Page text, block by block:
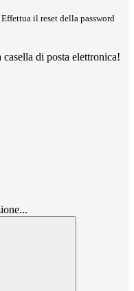
il reset della password
di posta elettronica!